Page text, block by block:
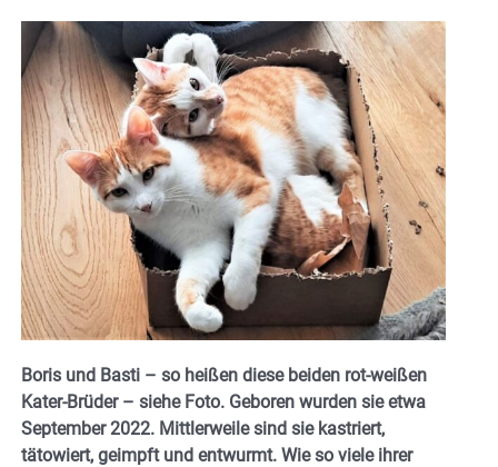
Boris und Basti – so heißen diese beiden rot-weißen
Kater-Brüder – siehe Foto. Geboren wurden sie etwa
September 2022. Mittlerweile sind sie kastriert,
tätowiert, geimpft und entwurmt. Wie so viele ihrer